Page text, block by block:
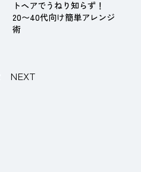
トヘアでうねり知らず！
20〜40代向け簡単アレンジ
術
NEXT